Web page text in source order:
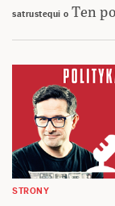
satrustequi o Ten
STRONY